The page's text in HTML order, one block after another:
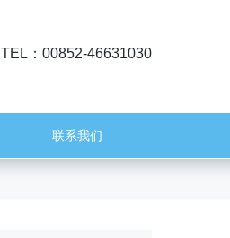
TEL：00852-46631030
联系我们